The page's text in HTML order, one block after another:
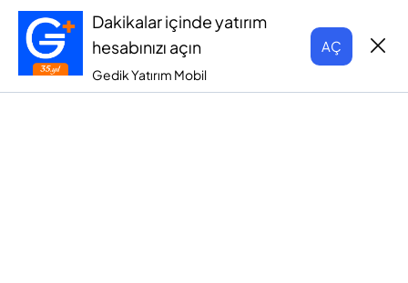
Dakikalar içinde yatırım
hesabınızı açın
Gedik Yatırım Mobil
AÇ